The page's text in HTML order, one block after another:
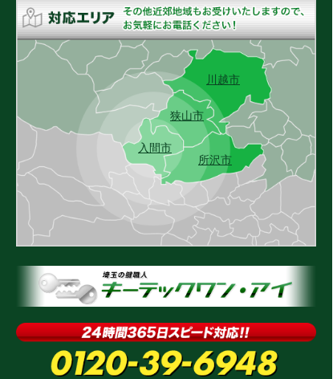
入間市
狭山市
所沢市
川越市